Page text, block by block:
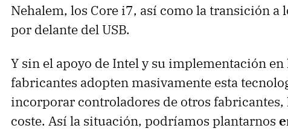
Nehalem, los Core i7, así como la transición a
por delante del USB.
Y sin el apoyo de Intel y su implementación en
fabricantes adopten masivamente esta
incorporar controladores de otros
coste. Así la situación, podríamos plantarnos